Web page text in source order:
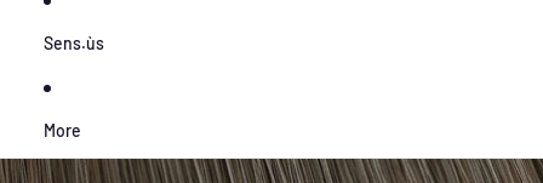
Sens.ùs
More
Zu Produktinformationen springen